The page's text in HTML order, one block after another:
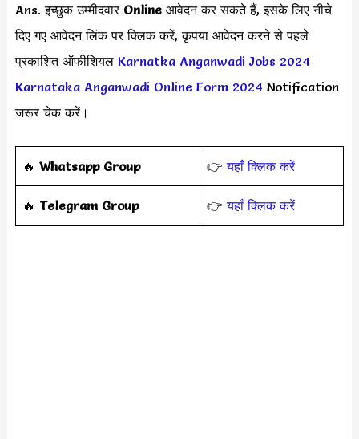
Ans. इच्छुक उम्मीदवार Online आवेदन कर सकते हैं, इसके लिए नीचे
दिए गए आवेदन लिंक पर क्लिक करें, कृपया आवेदन करने से पहले
प्रकाशित ऑफीशियल Karnatka Anganwadi Jobs 2024
Karnataka Anganwadi Online Form 2024 Notification
जरूर चेक करें।
🔥 Whatsapp Group 👉यहाँ क्लिक करें
‎️‍🔥 Telegram Group 👉यहाँ क्लिक करें